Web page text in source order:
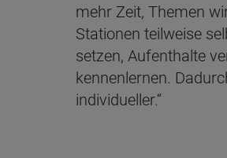
mehr Zeit, Themen
Stationen teilweise
setzen, Aufenthalte
kennenlernen.
individueller.“